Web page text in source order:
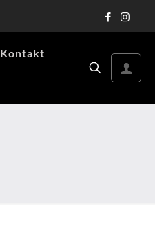
Kontakt